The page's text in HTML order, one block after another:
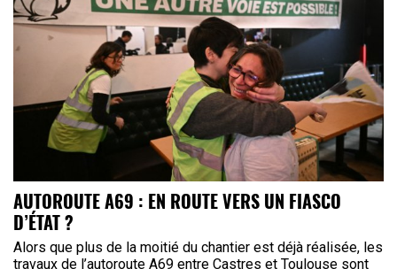
AUTOROUTE A69 : EN ROUTE VERS UN FIASCO
D’ÉTAT ?
Alors que plus de la moitié du chantier est déjà réalisée, les
travaux de l’autoroute A69 entre Castres et Toulouse sont